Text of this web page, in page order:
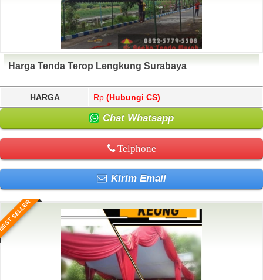
Harga Tenda Terop Lengkung Surabaya
HARGA Rp. (Hubungi CS)
Chat Whatsapp
Telphone
Kirim Email
SELLER